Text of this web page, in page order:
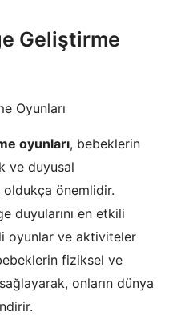
Geliştirme
Oyunları
oyunları, bebeklerin
ve duyusal
oldukça önemlidir.
duyularını en etkili
oyunlar ve aktiviteler
fiziksel ve
onların dünya